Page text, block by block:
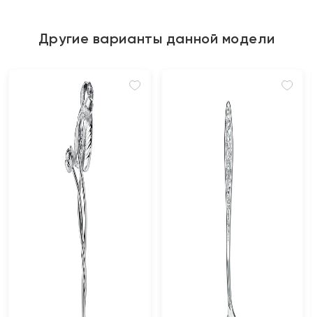
Другие варианты данной модели